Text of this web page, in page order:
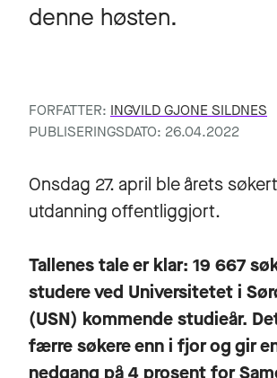
denne høsten.
FORFATTER: INGVILD GJONE SILDNES
PUBLISERINGSDATO: 26.04.2022
Onsdag 27. april ble årets
utdanning offentliggjort.
Tallenes tale er klar: 19 667
studere ved Universitetet i
(USN) kommende studieår.
færre søkere enn i fjor og gir
nedgang på 4 prosent for